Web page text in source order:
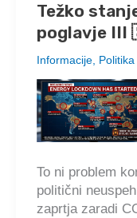
da
je
histerija
o
hantavirusih
popolnoma
in
nepotrebna
Težko
poglavje
Informacije, Politika
To ni problem
politični
zaprtja zaradi